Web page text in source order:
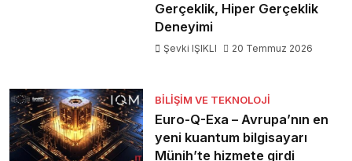
Gerçeklik, Hiper Gerçeklik
Deneyimi
Şevki IŞIKLI 20 Temmuz 2026
BILIŞIM VE TEKNOLOJI
Euro-Q-Exa – Avrupa’nın en
yeni kuantum bilgisayarı
Münih’te hizmete girdi